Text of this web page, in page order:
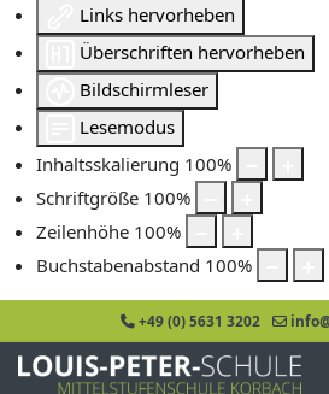
Links hervorheben
Überschriften hervorheben
Bildschirmleser
Lesemodus
Inhaltsskalierung 100%
Schriftgröße 100%
Zeilenhöhe 100%
Buchstabenabstand 100%
+49 (0) 5631 3202